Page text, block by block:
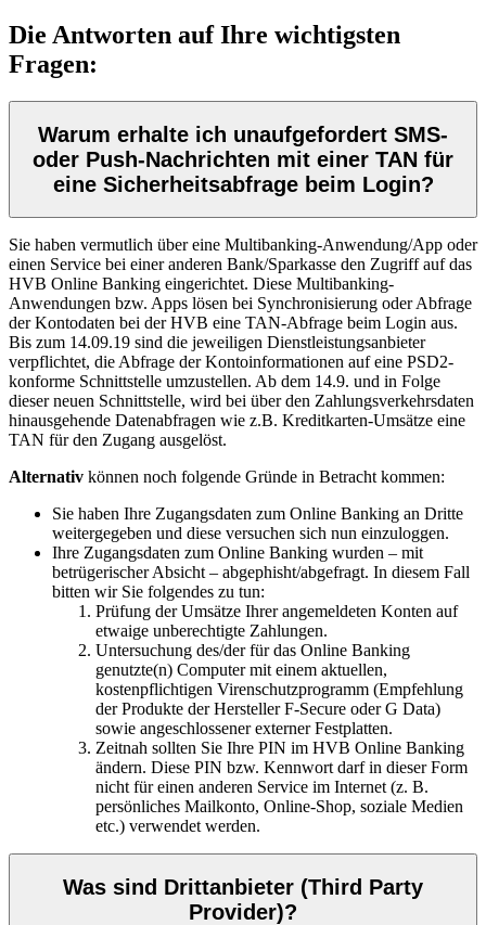
Die Antworten auf Ihre wichtigsten
Fragen:
Warum erhalte ich unaufgefordert SMS-
oder Push-Nachrichten mit einer TAN für
eine Sicherheitsabfrage beim Login?
Sie haben vermutlich über eine Multibanking-Anwendung/App oder
einen Service bei einer anderen Bank/Sparkasse den Zugriff auf das
HVB Online Banking eingerichtet. Diese Multibanking-
Anwendungen bzw. Apps lösen bei Synchronisierung oder Abfrage
der Kontodaten bei der HVB eine TAN-Abfrage beim Login aus.
Bis zum 14.09.19 sind die jeweiligen Dienstleistungsanbieter
verpflichtet, die Abfrage der Kontoinformationen auf eine PSD2-
konforme Schnittstelle umzustellen. Ab dem 14.9. und in Folge
dieser neuen Schnittstelle, wird bei über den Zahlungsverkehrsdaten
hinausgehende Datenabfragen wie z.B. Kreditkarten-Umsätze eine
TAN für den Zugang ausgelöst.
Alternativ können noch folgende Gründe in Betracht kommen:
Sie haben Ihre Zugangsdaten zum Online Banking an Dritte
weitergegeben und diese versuchen sich nun einzuloggen.
Ihre Zugangsdaten zum Online Banking wurden – mit
betrügerischer Absicht – abgephisht/abgefragt. In diesem Fall
bitten wir Sie folgendes zu tun:
Prüfung der Umsätze Ihrer angemeldeten Konten auf
etwaige unberechtigte Zahlungen.
Untersuchung des/der für das Online Banking
genutzte(n) Computer mit einem aktuellen,
kostenpflichtigen Virenschutzprogramm (Empfehlung
der Produkte der Hersteller F-Secure oder G Data)
sowie angeschlossener externer Festplatten.
Zeitnah sollten Sie Ihre PIN im HVB Online Banking
ändern. Diese PIN bzw. Kennwort darf in dieser Form
nicht für einen anderen Service im Internet (z. B.
persönliches Mailkonto, Online-Shop, soziale Medien
etc.) verwendet werden.
Was sind Drittanbieter (Third Party
Provider)?